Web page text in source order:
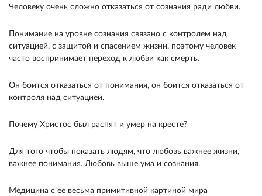
Человеку очень сложно отказаться от сознания ради любви.
Понимание на уровне сознания связано с контролем над
ситуацией, с защитой и спасением жизни, поэтому человек
часто воспринимает переход к любви как смерть.
Он боится отказаться от понимания, он боится отказаться от
контроля над ситуацией.
Почему Христос был распят и умер на кресте?
Для того чтобы показать людям, что любовь важнее жизни,
важнее понимания. Любовь выше ума и сознания.
Медицина с ее весьма примитивной картиной мира